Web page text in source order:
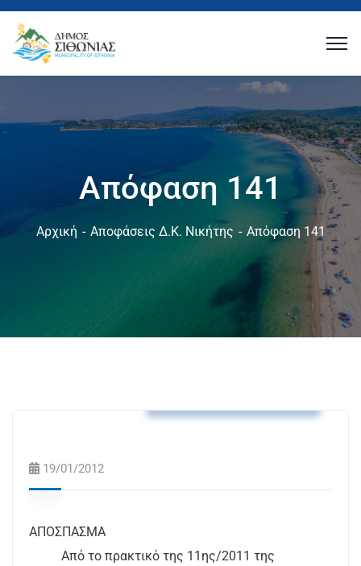
Απόφαση 141
Αρχική Αποφάσεις Δ.Κ. Νικήτης Απόφαση 141
19/01/2012
ΑΠΟΣΠΑΣΜΑ
Από το πρακτικό της 11ης/2011 της